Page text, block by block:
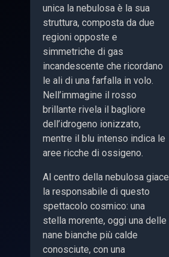
unica la nebulosa è la sua
struttura, composta da due
regioni opposte e
simmetriche di gas
incandescente che ricordano
le ali di una farfalla in volo.
Nell’immagine il rosso
brillante rivela il bagliore
dell’idrogeno ionizzato,
mentre il blu intenso indica le
aree ricche di ossigeno.
Al centro della nebulosa giace
la responsabile di questo
spettacolo cosmico: una
stella morente, oggi una delle
nane bianche più calde
conosciute, con una